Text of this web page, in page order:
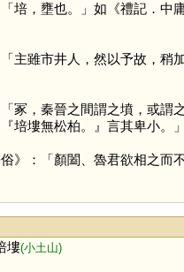
培，壅也。」如《禮記．
主雖市井人，然以予故，
冢，秦晉之間謂之墳，或
塿無松柏。』言其卑小。
》：「顏闔、魯君欲相之而
塿(小土山)